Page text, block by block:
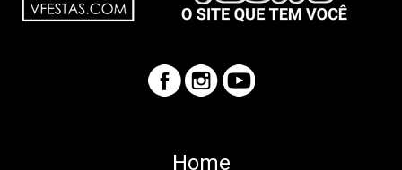
Home